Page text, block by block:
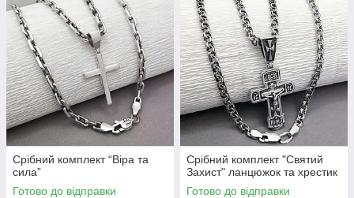
Срібний комплект “Віра та
сила”
Готово до відправки
Срібний комплект "Святий
Захист" ланцюжок та хрестик
Готово до відправки